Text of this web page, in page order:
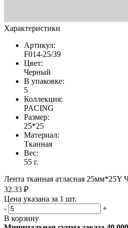
Характеристики
Артикул:
F014-25/39
Цвет:
Черный
В упаковке:
5
Коллекция:
PACING
Размер:
25*25
Материал:
Тканная
Вес:
55 г.
Лента тканная атласная 25мм*25Y
32.33 ₽
Цена указана за 1 шт.
-
+
В корзину